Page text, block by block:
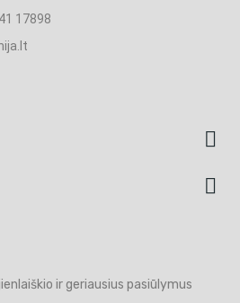
17898


ir geriausius pasiūlymus